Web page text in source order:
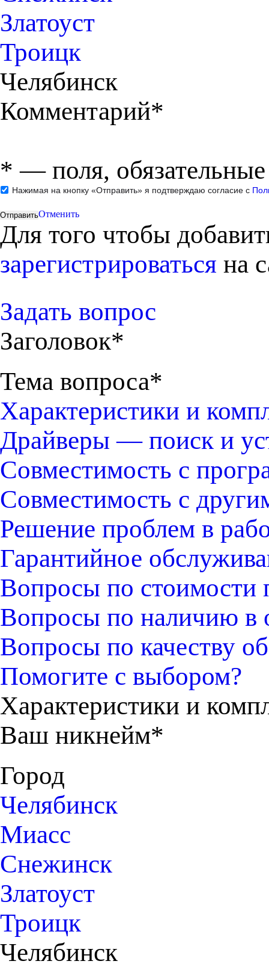
Златоуст
Троицк
Челябинск
Комментарий*
* — поля,
Нажимая на кнопку «Отправить» я подтверждаю согласие с
Отменить
Для того чтобы
зарегистрироваться на
Задать вопрос
Заголовок*
Тема вопроса*
Характеристики и
Драйверы — поиск и
Совместимость с
Совместимость с
Решение проблем в
Гарантийное
Вопросы по стоимости
Вопросы по наличию в
Вопросы по качеству
Помогите с выбором?
Характеристики и
Ваш никнейм*
Город
Челябинск
Миасс
Снежинск
Златоуст
Троицк
Челябинск